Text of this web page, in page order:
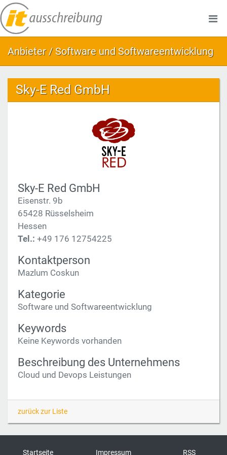
Anbieter / Software und Softwareentwicklung
Sky-E Red GmbH
Sky-E Red GmbH
Eisenstr. 9b
65428 Rüsselsheim
Hessen
Tel.: +49 176 12754225
Kontaktperson
Mazlum Coskun
Kategorie
Software und Softwareentwicklung
Keywords
Keine Keywords vorhanden
Beschreibung des Unternehmens
Cloud und Devops Leistungen
zurück zur Liste
Startseite Impressum RSS